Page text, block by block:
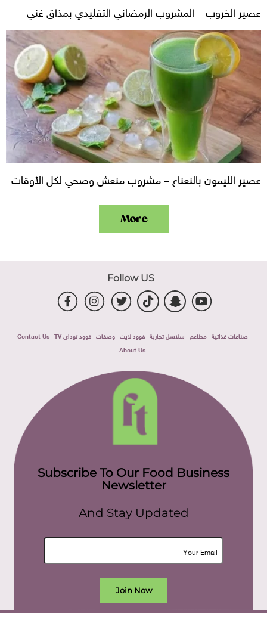
عصير الخروب – المشروب الرمضاني التقليدي بمذاق غني
عصير الليمون بالنعناع – مشروب منعش وصحي لكل الأوقات
More
Follow US
صناعات غذائية مطاعم سلاسل تجارية فوود لايت وصفات فوود توداى TV
Contact Us
About Us
Subscribe To Our Food Business
Newsletter
And Stay Updated
Join Now